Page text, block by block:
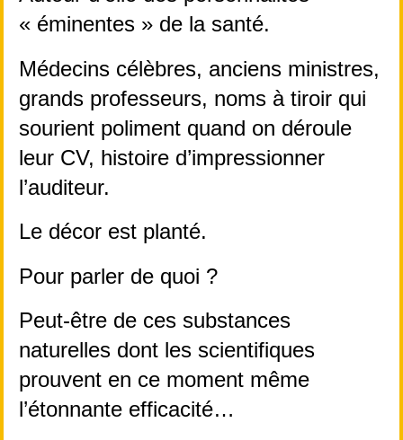
« éminentes » de la santé.
Médecins célèbres, anciens ministres,
grands professeurs, noms à tiroir qui
sourient poliment quand on déroule
leur CV, histoire d’impressionner
l’auditeur.
Le décor est planté.
Pour parler de quoi ?
Peut-être de ces substances
naturelles dont les scientifiques
prouvent en ce moment même
l’étonnante efficacité…